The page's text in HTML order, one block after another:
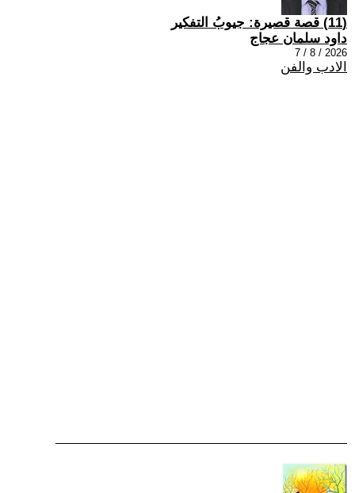
(11) قصة قصيرة: جيوبُ التفكير
داود سلمان عجاج
2026 / 8 / 7
الادب والفن